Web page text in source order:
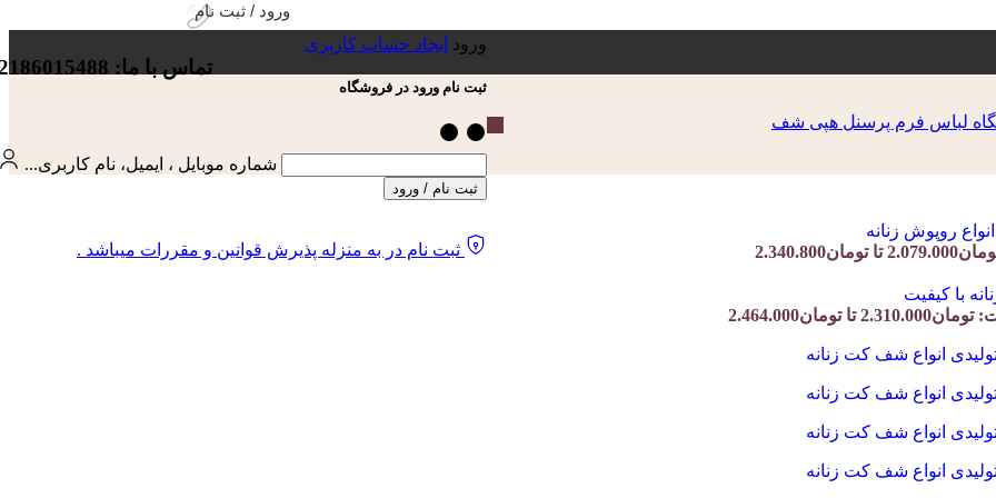
تماس با ما: 02186015488
ورود / ثبت نام
ورود
ایجاد حساب کاربری
ثبت نام ورود در فروشگاه
شماره موبایل ، ایمیل، نام کاربری...
ثبت نام / ورود
ثبت نام در به منزله پذیرش قوانین و مقررات میباشد .
تا تومان2.464.000